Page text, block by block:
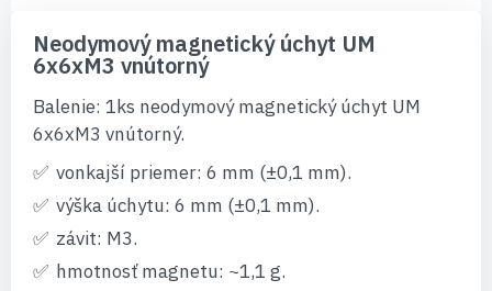
začiatok
galérie
Neodymový magnetický úchyt UM
6x6xM3 vnútorný
Balenie: 1ks neodymový magnetický úchyt UM
6x6xM3 vnútorný.
vonkajší priemer: 6 mm (±0,1 mm).
výška úchytu: 6 mm (±0,1 mm).
závit: M3.
hmotnosť magnetu: ~1,1 g.